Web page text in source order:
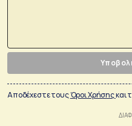
Αποδέχεστε τουςΌροι Χρήσηςκαι